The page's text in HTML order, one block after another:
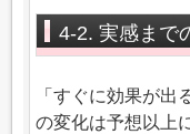
4-2. 実感まで
「すぐに効果が出
の変化は予想以上